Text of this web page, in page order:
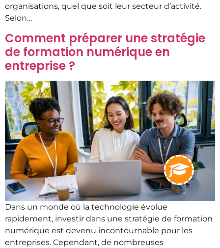
organisations, quel que soit leur secteur d’activité.
Selon…
Comment préparer une stratégie
de formation numérique en
entreprise ?
Dans un monde où la technologie évolue
rapidement, investir dans une stratégie de formation
numérique est devenu incontournable pour les
entreprises. Cependant, de nombreuses